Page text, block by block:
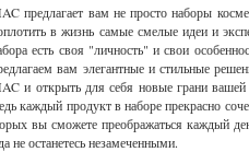
предлагает вам не просто наборы
в жизнь самые смелые идеи и
есть своя "личность" и свои
вам элегантные и стильные
и открыть для себя новые грани
каждый продукт в наборе прекрасно
вы сможете преображаться каждый
не останетесь незамеченными.